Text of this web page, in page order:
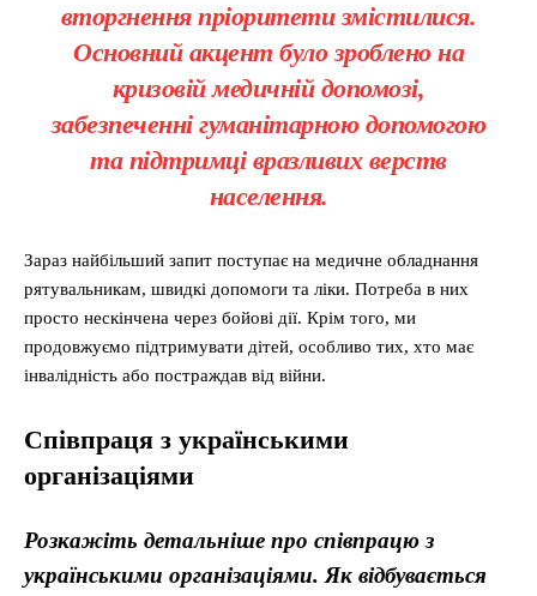
вторгнення пріоритети змістилися.
Основний акцент було зроблено на
кризовій медичній допомозі,
забезпеченні гуманітарною допомогою
та підтримці вразливих верств
населення.
Зараз найбільший запит поступає на медичне обладнання
рятувальникам, швидкі допомоги та ліки. Потреба в них
просто нескінчена через бойові дії. Крім того, ми
продовжуємо підтримувати дітей, особливо тих, хто має
інвалідність або постраждав від війни.
Співпраця з українськими
організаціями
Розкажіть детальніше про співпрацю з
українськими організаціями. Як відбувається